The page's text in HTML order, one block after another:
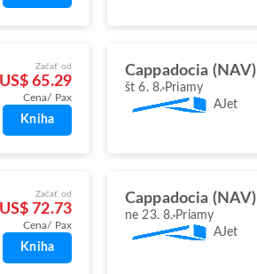
Začať od
US$ 65.29
Cena/ Pax
Kniha
Cappadocia (NAV)
št 6. 8. Priamy
AJet
Začať od
US$ 72.73
Cena/ Pax
Kniha
Cappadocia (NAV)
ne 23. 8. Priamy
AJet